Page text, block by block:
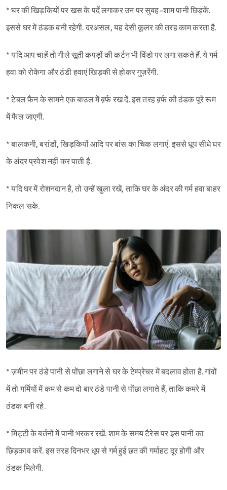
* घर की खिड़कियों पर खस के पर्दे लगाकर उन पर सुबह-शाम पानी छिड़कें.
इससे घर में ठंडक बनी रहेगी. दरअसल, यह देसी कूलर की तरह काम करता है.
* यदि आप चाहें तो गीले सूती कपड़ों की कर्टन भी विंडो पर लगा सकते हैं. ये गर्म
हवा को रोकेगा और ठंडी हवाएं खिड़की से होकर गुज़रेेंगी.
* टेबल फैन के सामने एक बाउल में ब़र्फ रख दें. इस तरह ब़र्फ की ठंडक पूरे रूम
में फैल जाएगी.
* बालकनी, बरांडों, खिड़कियों आदि पर बांस का चिक लगाएं. इससे धूप सीधे घर
के अंदर प्रवेश नहीं कर पाती है.
* यदि घर में रोशनदान है, तो उन्हें खुला रखें, ताकि घर के अंदर की गर्म हवा बाहर
निकल सके.
* ज़मीन पर ठंडे पानी से पोंछा लगाने से घर के टेम्प्रेचर में बदलाव होता है. गांवों
में तो गर्मियों में कम से कम दो बार ठंडे पानी से पोंछा लगाते हैं, ताकि कमरे में
ठंडक बनी रहे.
* मिट्टी के बर्तनों में पानी भरकर रखें. शाम के समय टैरेस पर इस पानी का
छिड़काव करें. इस तरह दिनभर धूप से गर्म हुई छत की गर्माहट दूर होगी और
ठंडक मिलेगी.